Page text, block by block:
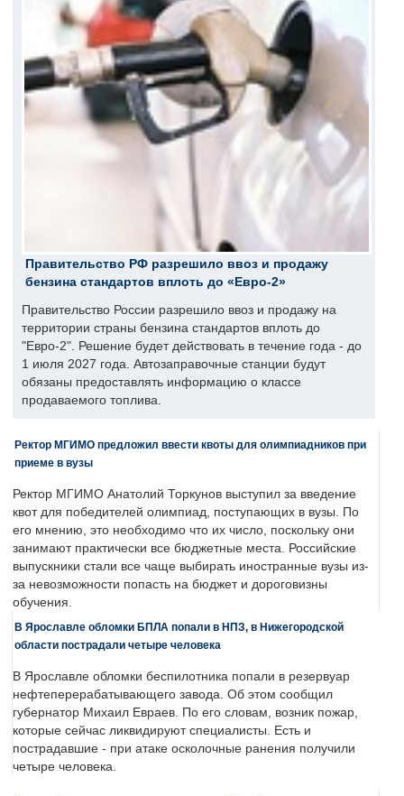
Правительство РФ разрешило ввоз и продажу
бензина стандартов вплоть до «Евро-2»
Правительство России разрешило ввоз и продажу на
территории страны бензина стандартов вплоть до
"Евро-2". Решение будет действовать в течение года - до
1 июля 2027 года. Автозаправочные станции будут
обязаны предоставлять информацию о классе
продаваемого топлива.
Ректор МГИМО предложил ввести квоты для олимпиадников при
приеме в вузы
Ректор МГИМО Анатолий Торкунов выступил за введение
квот для победителей олимпиад, поступающих в вузы. По
его мнению, это необходимо что их число, поскольку они
занимают практически все бюджетные места. Российские
выпускники стали все чаще выбирать иностранные вузы из-
за невозможности попасть на бюджет и дороговизны
обучения.
В Ярославле обломки БПЛА попали в НПЗ, в Нижегородской
области пострадали четыре человека
В Ярославле обломки беспилотника попали в резервуар
нефтеперерабатывающего завода. Об этом сообщил
губернатор Михаил Евраев. По его словам, возник пожар,
которые сейчас ликвидируют специалисты. Есть и
пострадавшие - при атаке осколочные ранения получили
четыре человека.